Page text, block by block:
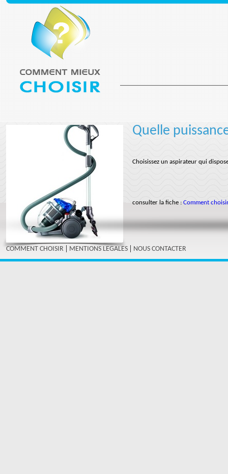
Quelle
Choisissez un aspirateur qui
consulter la fiche : Comment
COMMENT CHOISIR | MENTIONS LEGALES | NOUS CONTACTER